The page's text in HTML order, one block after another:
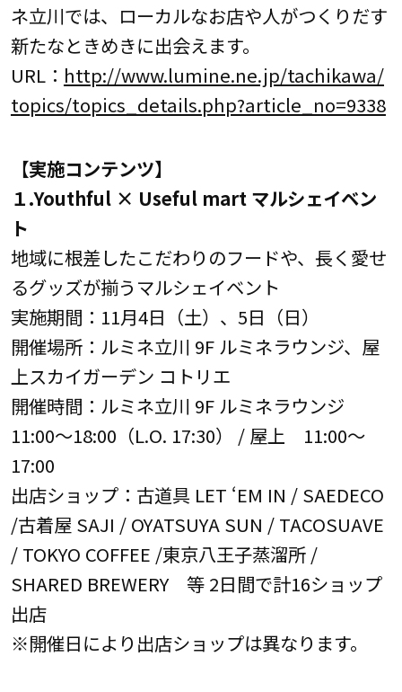
ネ立川では、ローカルなお店や人がつくりだす
新たなときめきに出会えます。
URL： http://www.lumine.ne.jp/tachikawa/
topics/topics_details.php?article_no=9338
【実施コンテンツ】
１.Youthful × Useful mart マルシェイベン
ト
地域に根差したこだわりのフードや、長く愛せ
るグッズが揃うマルシェイベント
実施期間：11月4日（土）、5日（日）
開催場所：ルミネ立川 9F ルミネラウンジ、屋
上スカイガーデン コトリエ
開催時間：ルミネ立川 9F ルミネラウンジ
11:00～18:00（L.O. 17:30） / 屋上 11:00～
17:00
出店ショップ：古道具 LET ‘EM IN / SAEDECO
/古着屋 SAJI / OYATSUYA SUN / TACOSUAVE
/ TOKYO COFFEE /東京八王子蒸溜所 /
SHARED BREWERY 等 2日間で計16ショップ
出店
※開催日により出店ショップは異なります。